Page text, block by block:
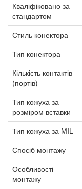
Кваліфіковано за
стандартом
Стиль конектора
Тип конектора
Кількість контактів
(портів)
Тип кожуха за
розміром вставки
Тип кожуха за MIL
Спосіб монтажу
Особливості
монтажу